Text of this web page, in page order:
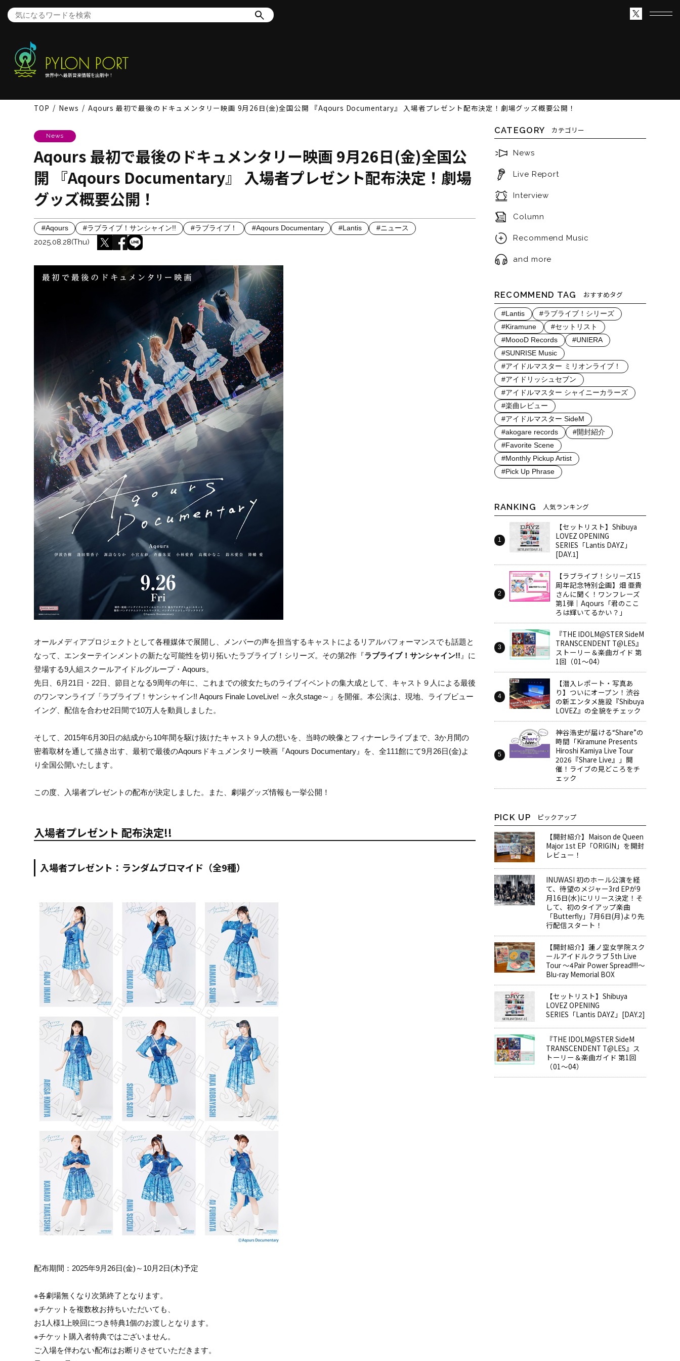
世界中へ最新音楽情報を出航中！
TOP News Aqours 最初で最後のドキュメンタリー映画 9月26日(金)全国公開 『Aqours Documentary』 入場者プレゼント配布決定！劇場グッズ概要公開！
News
Aqours 最初で最後のドキュメンタリー映画 9月26日(金)全国公
開 『Aqours Documentary』 入場者プレゼント配布決定！劇場
グッズ概要公開！
#Aqours #ラブライブ！サンシャイン!! #ラブライブ！ #Aqours Documentary #Lantis #ニュース
2025.08.28(Thu)
オールメディアプロジェクトとして各種媒体で展開し、メンバーの声を担当するキャストによるリアルパフォーマンスでも話題と
なって、エンターテインメントの新たな可能性を切り拓いたラブライブ！シリーズ。その第2作『ラブライブ！サンシャイン!! 』に
登場する9人組スクールアイドルグループ・Aqours。
先日、6月21日・22日、節目となる9周年の年に、これまでの彼女たちのライブイベントの集大成として、キャスト９人による最後
のワンマンライブ「ラブライブ！サンシャイン!! Aqours Finale LoveLive! ～永久stage～」を開催。本公演は、現地、ライブビュー
イング、配信を合わせ2日間で10万人を動員しました。
そして、2015年6月30日の結成から10年間を駆け抜けたキャスト９人の想いを、当時の映像とフィナーレライブまで、3か月間の
密着取材を通して描き出す、最初で最後のAqoursドキュメンタリー映画『Aqours Documentary』を、全111館にて9月26日(金)よ
り全国公開いたします。
この度、入場者プレゼントの配布が決定しました。また、劇場グッズ情報も一挙公開！
入場者プレゼント 配布決定!!
入場者プレゼント：ランダムブロマイド（全9種）
配布期間：2025年9月26日(金)～10月2日(木)予定
※各劇場無くなり次第終了となります。
※チケットを複数枚お持ちいただいても、
お1人様1上映回につき特典1個のお渡しとなります。
※チケット購入者特典ではございません。
ご入場を伴わない配布はお断りさせていただきます。
CATEGORY カテゴリー
News
Live Report
Interview
Column
Recommend Music
and more
RECOMMEND TAG おすすめタグ
#Lantis
#ラブライブ！シリーズ
#Kiramune
#セットリスト
#MoooD Records
#UNIERA
#SUNRISE Music
#アイドルマスター ミリオンライブ！
#アイドリッシュセブン
#アイドルマスター シャイニーカラーズ
#楽曲レビュー
#アイドルマスター SideM
#akogare records
#開封紹介
#Favorite Scene
#Monthly Pickup Artist
#Pick Up Phrase
RANKING 人気ランキング
【セットリスト】Shibuya
LOVEZ OPENING
SERIES「Lantis DAYZ」
[DAY.1]
【ラブライブ！シリーズ15
周年記念特別企画】畑 亜貴
さんに聞く！ワンフレーズ
第1弾｜Aqours「君のここ
ろは輝いてるかい？」
『THE IDOLM@STER SideM
TRANSCENDENT T@LES』
ストーリー＆楽曲ガイド 第
1回（01～04）
【潜入レポート・写真あ
り】ついにオープン！渋谷
の新エンタメ施設『Shibuya
LOVEZ』の全貌をチェック
神谷浩史が届ける“Share”の
時間――「Kiramune Presents
Hiroshi Kamiya Live Tour
2026『Share Live』」開
催！ライブの見どころをチ
ェック
PICK UP ピックアップ
【開封紹介】Maison de Queen
Major 1st EP「ORIGIN」を開封
レビュー！
INUWASI 初のホール公演を経
て、待望のメジャー3rd EPが9
月16日(水)にリリース決定！そ
して、初のタイアップ楽曲
「Butterfly」7月6日(月)より先
行配信スタート！
【開封紹介】蓮ノ空女学院スク
ールアイドルクラブ 5th Live
Tour ～4Pair Power Spread!!!!～
Blu-ray Memorial BOX
【セットリスト】Shibuya
LOVEZ OPENING
SERIES「Lantis DAYZ」[DAY.2]
『THE IDOLM@STER SideM
TRANSCENDENT T@LES』ス
トーリー＆楽曲ガイド 第1回
（01～04）